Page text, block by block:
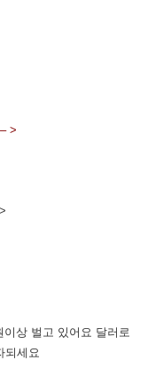
>
상 벌고 있어요 달러로
되세요